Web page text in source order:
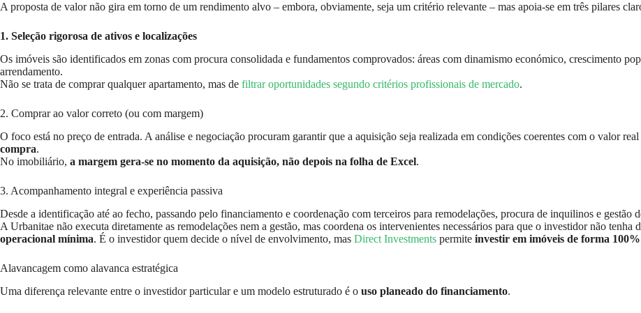
A proposta de valor não gira em torno de um rendimento alvo – embora, obviamente, seja um critério relevante – mas apoia-se em três pilares
1. Seleção rigorosa de ativos e localizações
Os imóveis são identificados em zonas com procura consolidada e fundamentos comprovados: áreas com dinamismo económico, crescimento
arrendamento.
Não se trata de comprar qualquer apartamento, mas de filtrar oportunidades segundo critérios profissionais de mercado.
2. Comprar ao valor correto (ou com margem)
O foco está no preço de entrada. A análise e negociação procuram garantir que a aquisição seja realizada em condições coerentes com o valor
compra.
No imobiliário, a margem gera-se no momento da aquisição, não depois na folha de Excel.
3. Acompanhamento integral e experiência passiva
Desde a identificação até ao fecho, passando pelo financiamento e coordenação com terceiros para remodelações, procura de inquilinos e gestão
A Urbanitae não executa diretamente as remodelações nem a gestão, mas coordena os intervenientes necessários para que o investidor não tenha
operacional mínima. É o investidor quem decide o nível de envolvimento, mas Direct Investments permite investir em imóveis de forma 100%
Alavancagem como alavanca estratégica
Uma diferença relevante entre o investidor particular e um modelo estruturado é o uso planeado do financiamento.